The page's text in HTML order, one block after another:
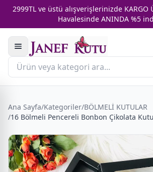
2999TL ve üstü alışverişlerinizde KARGO
Havalesinde ANINDA %5
Ana Sayfa/Kategoriler/BÖLMELİ KUTULAR
/16 Bölmeli Pencereli Bonbon Çikolata